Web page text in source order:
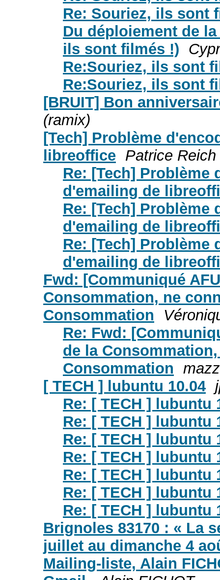
Re: Souriez, ils sont
Du déploiement de
ils sont filmés !)
Re:Souriez, ils sont
Re:Souriez, ils sont
[BRUIT] Bon
(ramix)
[Tech] Problème
libreoffice Patrice Reich
Re: [Tech] Problème
d'emailing de
Re: [Tech] Problème
d'emailing de
Re: [Tech] Problème
d'emailing de
Fwd: [Communiqué
Consommation, ne
Consommation
Re: Fwd:
de la
Consommation
[ TECH ] lubuntu 10.04
Re: [ TECH ] lubuntu
Re: [ TECH ] lubuntu
Re: [ TECH ] lubuntu
Re: [ TECH ] lubuntu
Re: [ TECH ] lubuntu
Re: [ TECH ] lubuntu
Re: [ TECH ] lubuntu
Brignoles 83170 : « La
juillet au dimanche 4
Mailing-liste, Alain